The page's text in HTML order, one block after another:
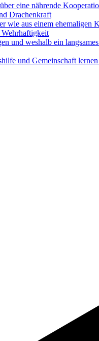
eine nährende
Drachenkraft
aus einem ehemaligen
und weshalb ein
und Gemeinschaft